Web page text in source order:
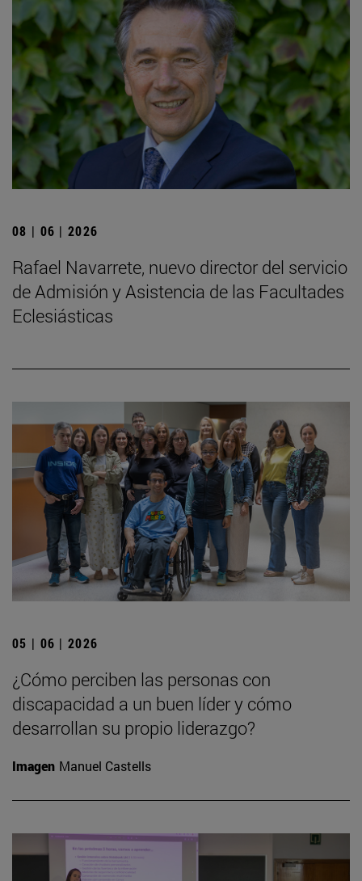
08 | 06 | 2026
Rafael Navarrete, nuevo director del servicio
de Admisión y Asistencia de las Facultades
Eclesiásticas
05 | 06 | 2026
¿Cómo perciben las personas con
discapacidad a un buen líder y cómo
desarrollan su propio liderazgo?
Imagen Manuel Castells